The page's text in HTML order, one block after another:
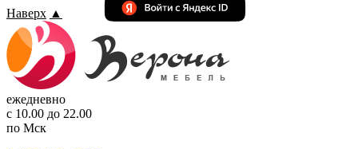
Наверх ▲
ежедневно
с 10.00 до 22.00
по Мск